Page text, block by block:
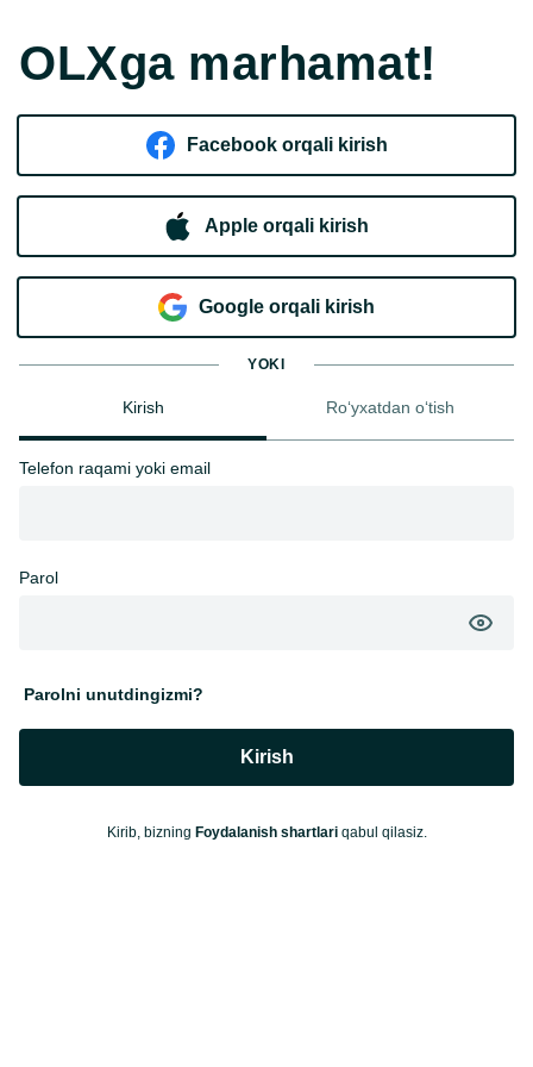
OLXga marhamat!
Facebook orqali kirish​
Apple orqali kirish
Goo​g​le orqali kirish
YOKI
Kirish Ro‘yxatdan o‘tish
Telefon raqami yoki email
Parol
Parolni unutdingizmi?
Kirish
Kirib, bizning Foydalanish shartlariqabul qilasiz.